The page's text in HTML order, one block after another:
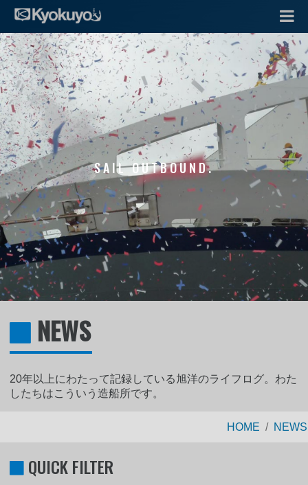
SAIL OUTBOUND.
NEWS
20年以上にわたって記録している旭洋のライフログ。わた
したちはこういう造船所です。
HOME NEWS
QUICK FILTER